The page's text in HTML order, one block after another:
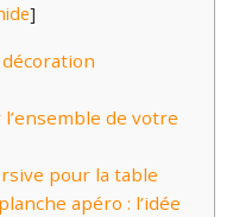
]
de votre
pour la table
apéro : l’idée